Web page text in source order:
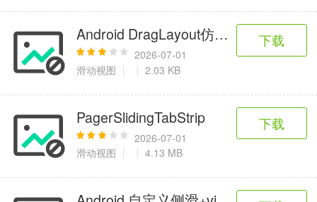
Android DragLayout仿QQ侧滑效果
2026-07-01
滑动视图
2.03 KB
下载
PagerSlidingTabStrip
2026-07-01
滑动视图
4.13 MB
下载